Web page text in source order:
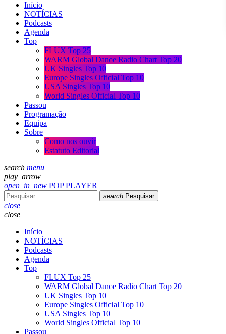
Início
NOTÍCIAS
Podcasts
Agenda
Top
FLUX Top 25
WARM Global Dance Radio Chart Top 20
UK Singles Top 10
Europe Singles Official Top 10
USA Singles Top 10
World Singles Official Top 10
Passou
Programação
Equipa
Sobre
Como nos ouvir
Estatuto Editorial
search menu
play_arrow
open_in_new POP PLAYER
search Pesquisar
close
close
Início
NOTÍCIAS
Podcasts
Agenda
Top
FLUX Top 25
WARM Global Dance Radio Chart Top 20
UK Singles Top 10
Europe Singles Official Top 10
USA Singles Top 10
World Singles Official Top 10
Passou